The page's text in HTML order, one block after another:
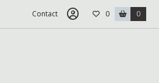
Contact 0 0